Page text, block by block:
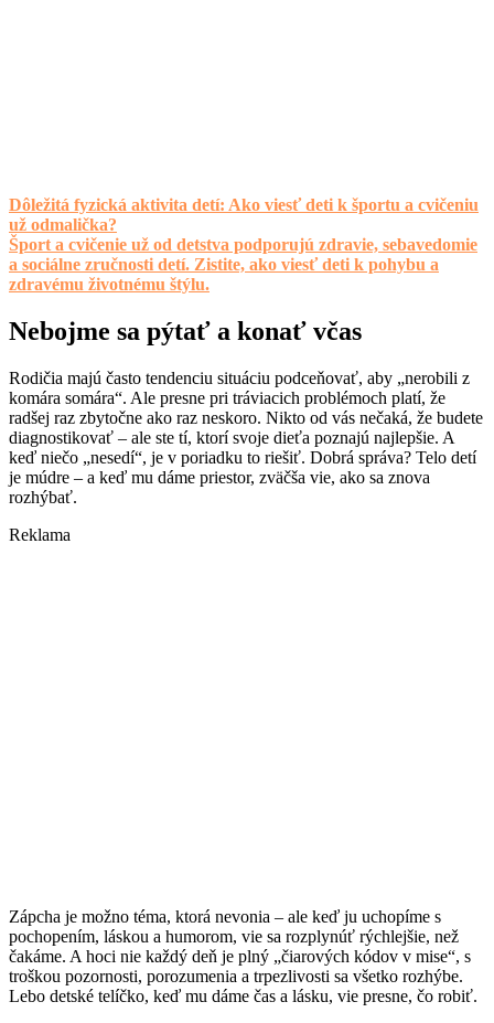
Dôležitá fyzická aktivita detí: Ako viesť deti k športu a cvičeniu
už odmalička?
Šport a cvičenie už od detstva podporujú zdravie, sebavedomie
a sociálne zručnosti detí. Zistite, ako viesť deti k pohybu a
zdravému životnému štýlu.
Nebojme sa pýtať a konať včas
Rodičia majú často tendenciu situáciu podceňovať, aby „nerobili z
komára somára“. Ale presne pri tráviacich problémoch platí, že
radšej raz zbytočne ako raz neskoro. Nikto od vás nečaká, že budete
diagnostikovať – ale ste tí, ktorí svoje dieťa poznajú najlepšie. A
keď niečo „nesedí“, je v poriadku to riešiť. Dobrá správa? Telo detí
je múdre – a keď mu dáme priestor, zväčša vie, ako sa znova
rozhýbať.
Reklama
Zápcha je možno téma, ktorá nevonia – ale keď ju uchopíme s
pochopením, láskou a humorom, vie sa rozplynúť rýchlejšie, než
čakáme. A hoci nie každý deň je plný „čiarových kódov v mise“, s
troškou pozornosti, porozumenia a trpezlivosti sa všetko rozhýbe.
Lebo detské telíčko, keď mu dáme čas a lásku, vie presne, čo robiť.